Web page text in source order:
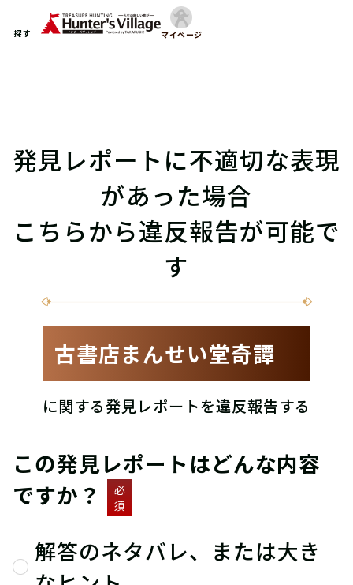
探す マイページ
発見レポートに不適切な表現
があった場合
こちらから違反報告が可能で
す
古書店まんせい堂奇譚
に関する発見レポートを違反報告する
この発見レポートはどんな内容
ですか？
必
須
解答のネタバレ、または大き